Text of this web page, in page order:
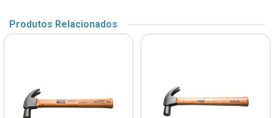
Produtos Relacionados